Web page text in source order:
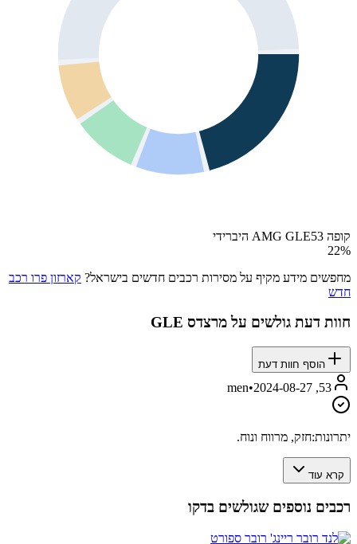
קופה AMG GLE53 היברידי
22%
מחפשים מידע מקיף על מסירות רכבים חדשים בישראל? קארזון פרו רכב
חדש
חוות דעת גולשים על מרצדס GLE
הוסף חוות דעת
53, men
•2024-08-27
יתרונות:חזק, מרווח ונוח.
קרא עוד
רכבים נוספים שגולשים בדקו